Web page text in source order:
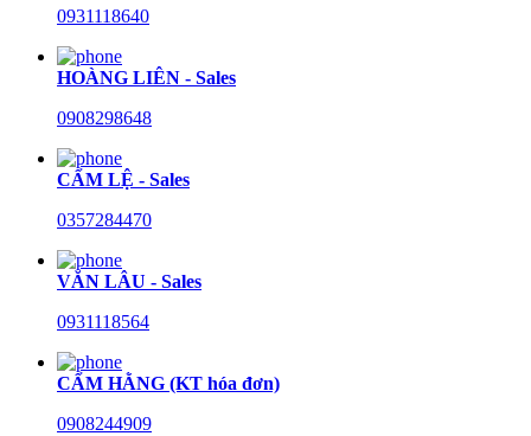
0931118640
HOÀNG LIÊN - Sales
0908298648
CẨM LỆ - Sales
0357284470
VĂN LÂU - Sales
0931118564
CẨM HẰNG (KT hóa đơn)
0908244909